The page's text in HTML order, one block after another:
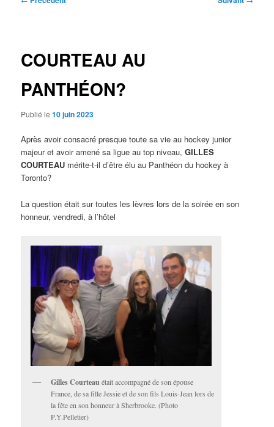
COURTEAU AU
PANTHÉON?
Publié le10 juin 2023
Après avoir consacré presque toute sa vie au hockey junior
majeur et avoir amené sa ligue au top niveau,GILLES
COURTEAU mérite-t-il d’être élu au Panthéon du hockey à
Toronto?
La question était sur toutes les lèvres lors de la soirée en son
honneur, vendredi, à l’hôtel
Gilles Courteauétait accompagné de son épouse
France, de sa fille Jessie et de son fils Louis-Jean lors de
la fête en son honneur à Sherbrooke. (Photo
P.Y.Pelletier)